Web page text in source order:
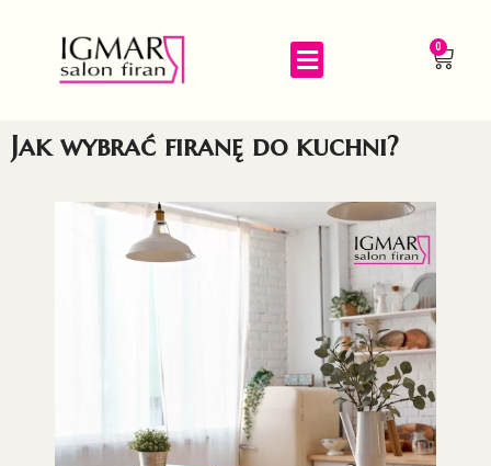
0
Jak wybrać firanę do kuchni?